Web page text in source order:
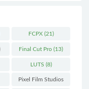
FCPX(21)
Final Cut Pro (13)
LUTS (8)
Pixel Film Studios